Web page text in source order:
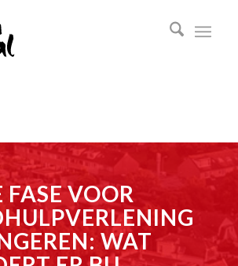
VOOR
WAT